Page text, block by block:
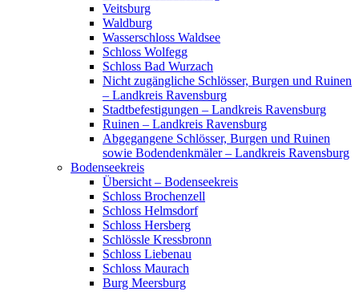
Veitsburg
Waldburg
Wasserschloss Waldsee
Schloss Wolfegg
Schloss Bad Wurzach
Nicht zugängliche Schlösser, Burgen und Ruinen
– Landkreis Ravensburg
Stadtbefestigungen – Landkreis Ravensburg
Ruinen – Landkreis Ravensburg
Abgegangene Schlösser, Burgen und Ruinen
sowie Bodendenkmäler – Landkreis Ravensburg
Bodenseekreis
Übersicht – Bodenseekreis
Schloss Brochenzell
Schloss Helmsdorf
Schloss Hersberg
Schlössle Kressbronn
Schloss Liebenau
Schloss Maurach
Burg Meersburg